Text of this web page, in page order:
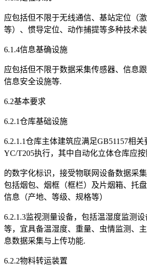
应包括但不限于无线通信、基站定位（
等）、惯导定位、动作捕提等多种技术
6.1.4信息基确设施
应包括但不限于数据采集传感器、信息
信息安全设施等.
6.2基本要求
6.2.1仓库基础设施
6.2.1.1仓库主体建筑应满足GB51157相
YC/T205执行，其中自动化立体仓库应按
的数字化标识，接受物联网设备数据采集
包括烟包、烟框（框栏）及片烟箱、托
信息（产地、等级、规格等）
6.2.1.3监视测量设备，包括温湿度监测
等，宜具备温湿度、重量、虫情监测、
息数据采集与上传功能.
6.2.2物料转运装置